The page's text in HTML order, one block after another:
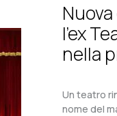
l’ex
nella
Un teatro
nome del